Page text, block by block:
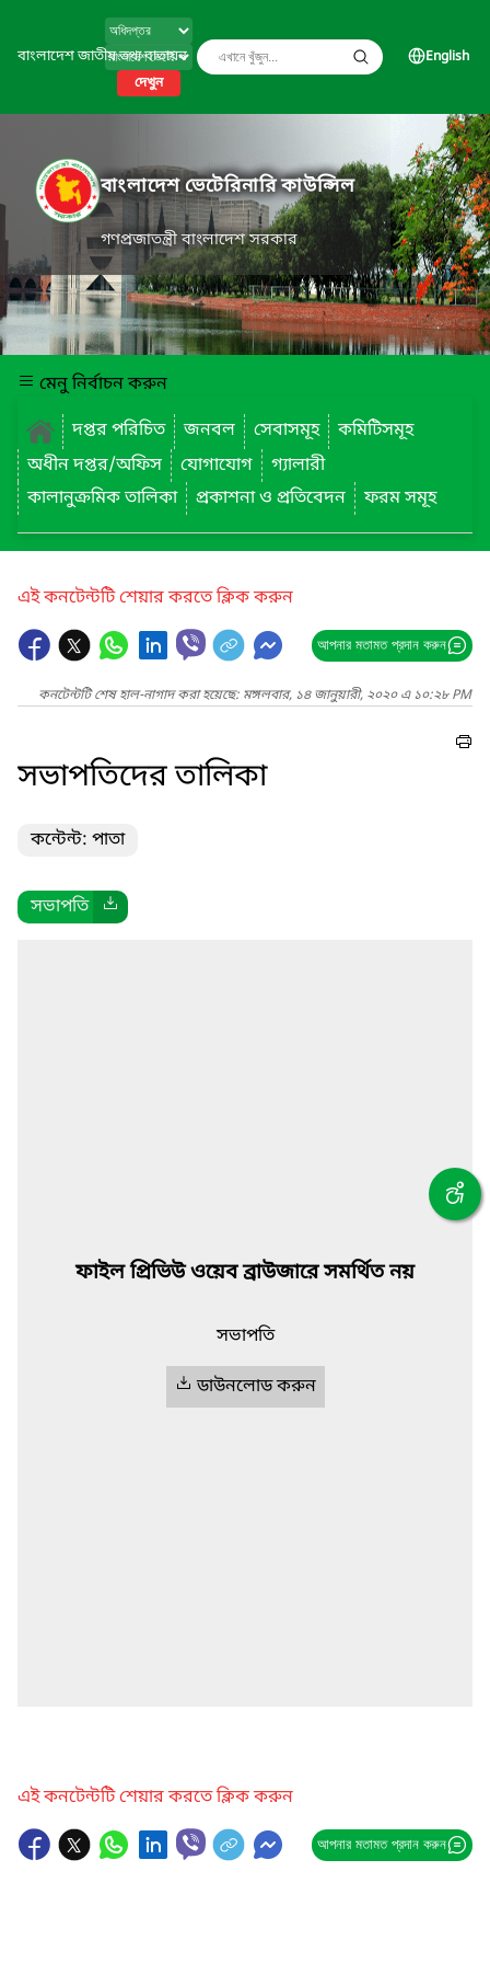
বাংলাদেশ জাতীয় তথ্য বাতায়ন
দেখুন
English
বাংলাদেশ ভেটেরিনারি কাউন্সিল
গণপ্রজাতন্ত্রী বাংলাদেশ সরকার
মেনু নির্বাচন করুন
দপ্তর পরিচিত
জনবল সেবাসমূহ
কমিটিসমূহ
অধীন দপ্তর/অফিস
যোগাযোগ
গ্যালারী
কালানুক্রমিক তালিকা
প্রকাশনা ও প্রতিবেদন ফরম সমূহ
এই কনটেন্টটি শেয়ার করতে ক্লিক করুন
আপনার মতামত প্রদান করুন
কনটেন্টটি শেষ হাল-নাগাদ করা হয়েছে: মঙ্গলবার, ১৪ জানুয়ারী, ২০২০ এ ১০:২৮ PM
সভাপতিদের তালিকা
কন্টেন্ট: পাতা
সভাপতি
ফাইল প্রিভিউ ওয়েব ব্রাউজারে সমর্থিত নয়
সভাপতি
ডাউনলোড করুন
এই কনটেন্টটি শেয়ার করতে ক্লিক করুন
আপনার মতামত প্রদান করুন